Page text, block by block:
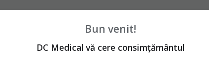
pentru repartiția candidaților pe
afișate ulterior pe site-ul concursuluiAICI.
Bun venit!
DC Medical vă cere consimțământul